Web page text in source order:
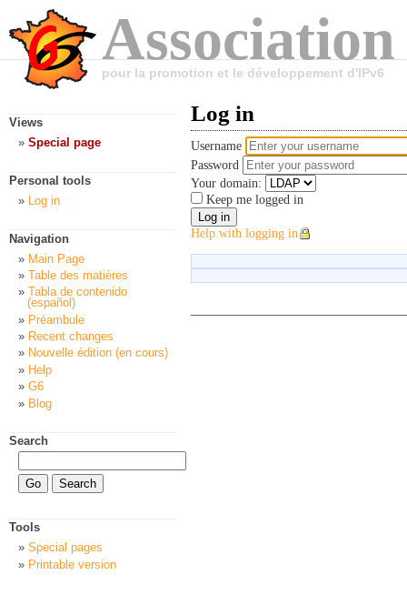
pour la promotion et le développement d'IPv6
Log in
Username
Password
Your domain:
Keep me logged in
Help with logging in
Views
Special page
Personal tools
Log in
Navigation
Main Page
Table des matières
Tabla de contenido
(español)
Préambule
Recent changes
Nouvelle édition (en cours)
Help
G6
Blog
Search
Tools
Special pages
Printable version